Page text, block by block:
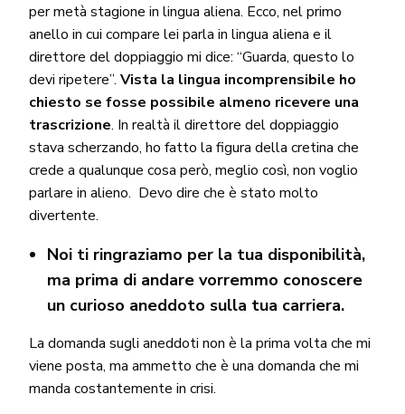
per metà stagione in lingua aliena. Ecco, nel primo
anello in cui compare lei parla in lingua aliena e il
direttore del doppiaggio mi dice: “Guarda, questo lo
devi ripetere”. Vista la lingua incomprensibile ho
chiesto se fosse possibile almeno ricevere una
trascrizione. In realtà il direttore del doppiaggio
stava scherzando, ho fatto la figura della cretina che
crede a qualunque cosa però, meglio così, non voglio
parlare in alieno. Devo dire che è stato molto
divertente.
Noi ti ringraziamo per la tua disponibilità,
ma prima di andare vorremmo conoscere
un curioso aneddoto sulla tua carriera.
La domanda sugli aneddoti non è la prima volta che mi
viene posta, ma ammetto che è una domanda che mi
manda costantemente in crisi.